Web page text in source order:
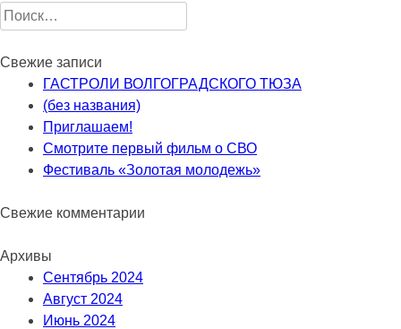
Найти:
Свежие записи
ГАСТРОЛИ ВОЛГОГРАДСКОГО ТЮЗА
(без названия)
Приглашаем!
Смотрите первый фильм о СВО
Фестиваль «Золотая молодежь»
Свежие комментарии
Архивы
Сентябрь 2024
Август 2024
Июнь 2024